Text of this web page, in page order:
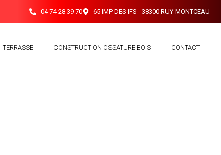
04 74 28 39 70 65 IMP DES IFS - 38300 RUY-MONTCEAU
TERRASSE CONSTRUCTION OSSATURE BOIS CONTACT